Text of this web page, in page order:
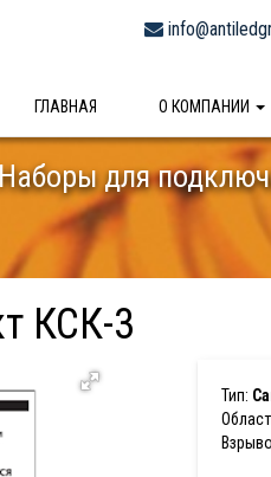
ГЛАВНАЯ О КОМПАНИИ
для
КСК-3
Тип: